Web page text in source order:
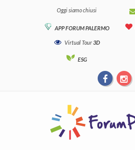
Oggi siamo chiusi
APP FORUM PALERMO
Virtual Tour3D
ESG